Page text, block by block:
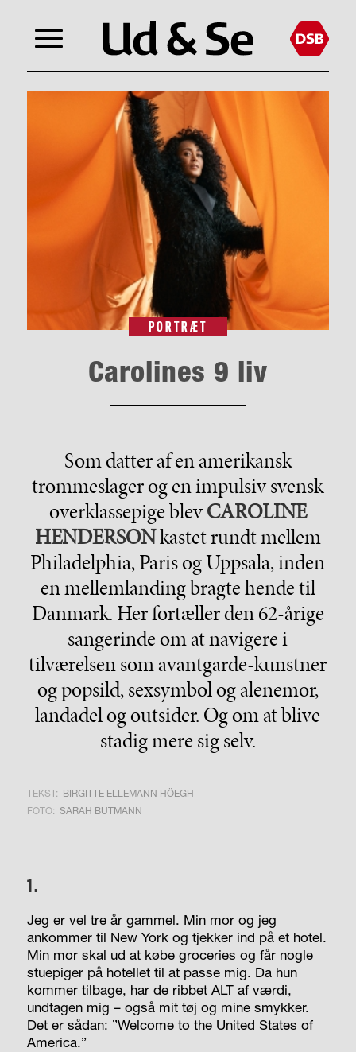
PORTRÆT
Carolines 9 liv
Som datter af en amerikansk
trommeslager og en impulsiv svensk
overklassepige blevCAROLINE
HENDERSONkastet rundt mellem
Philadelphia, Paris og Uppsala, inden
en mellemlanding bragte hende til
Danmark. Her fortæller den 62-årige
sangerinde om at navigere i
tilværelsen som avantgarde-kunstner
og popsild, sexsymbol og alenemor,
landadel og outsider. Og om at blive
stadig mere sig selv.
TEKST: BIRGITTE ELLEMANN HÖEGH
FOTO: SARAH BUTMANN
1.
Jeg er vel tre år gammel. Min mor og jeg
ankommer til New York og tjekker ind på et hotel.
Min mor skal ud at købe groceries og får nogle
stuepiger på hotellet til at passe mig. Da hun
kommer tilbage, har de ribbet ALT af værdi,
undtagen mig – også mit tøj og mine smykker.
Det er sådan: ”Welcome to the United States of
America.”